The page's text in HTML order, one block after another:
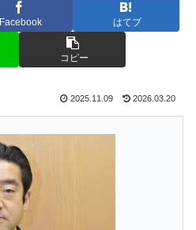
Facebook はてブ
コピー
2025.11.09 2026.03.20